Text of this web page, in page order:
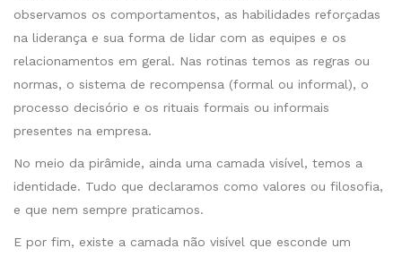
observamos os comportamentos, as habilidades reforçadas
na liderança e sua forma de lidar com as equipes e os
relacionamentos em geral. Nas rotinas temos as regras ou
normas, o sistema de recompensa (formal ou informal), o
processo decisório e os rituais formais ou informais
presentes na empresa.
No meio da pirâmide, ainda uma camada visível, temos a
identidade. Tudo que declaramos como valores ou filosofia,
e que nem sempre praticamos.
E por fim, existe a camada não visível que esconde um